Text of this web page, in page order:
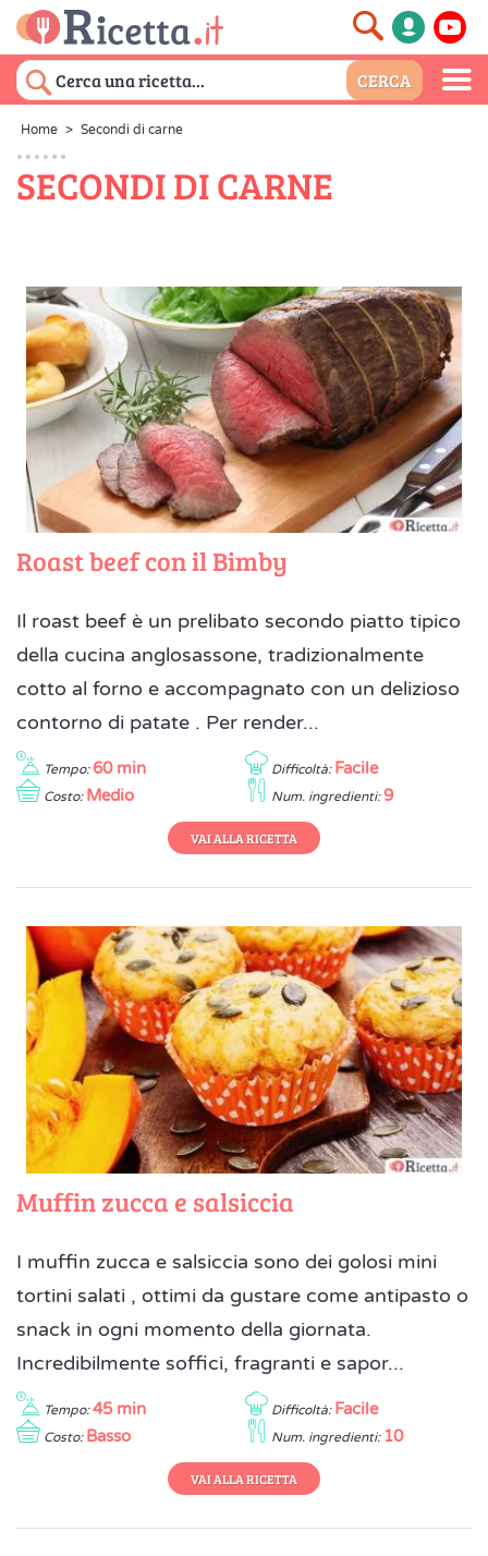
Home > Secondi di carne
SECONDI DI CARNE
Roast beef con il Bimby
Il roast beef è un prelibato secondo piatto tipico
della cucina anglosassone, tradizionalmente
cotto al forno e accompagnato con un delizioso
contorno di patate . Per render...
Tempo: 60 min Difficoltà: Facile
Costo: Medio Num. ingredienti: 9
VAI ALLA RICETTA
Muffin zucca e salsiccia
I muffin zucca e salsiccia sono dei golosi mini
tortini salati , ottimi da gustare come antipasto o
snack in ogni momento della giornata.
Incredibilmente soffici, fragranti e sapor...
Tempo: 45 min Difficoltà: Facile
Costo: Basso Num. ingredienti: 10
VAI ALLA RICETTA